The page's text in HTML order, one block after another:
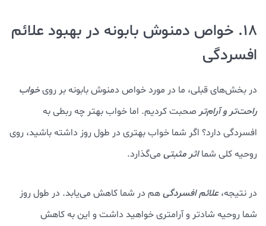
18. خواص دمنوش بابونه در بهبود علائم
افسردگی
در بخش‌های قبلی، ما در مورد خواص دمنوش بابونه بر رویخواب
راحت‌تر و آرام‌تر صحبت کردیم. اما خواب بهتر چه ربطی به
افسردگی دارد؟ اگر شما خواب بهتری در طول روز داشته باشید، روی
روحیه کلی شمااثر مثبتی می‌گذارد.
در نتیجه، علائم افسردگیهم در شما کاهش می‌یابد. در طول روز
شما روحیه شادتر و آرامتری خواهید داشت و این به کاهش